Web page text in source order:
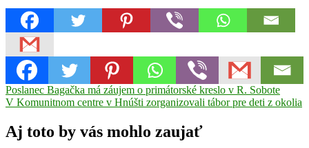
koncertMsKSRichard
MüllerRimavská
Navigácia
v
článku
Previous
Post:
Poslanec Bagačka má záujem o primátorské kreslo v R. Sobote
Next
V Komunitnom centre v Hnúšti zorganizovali tábor pre deti z okolia
Aj toto by vás mohlo zaujať